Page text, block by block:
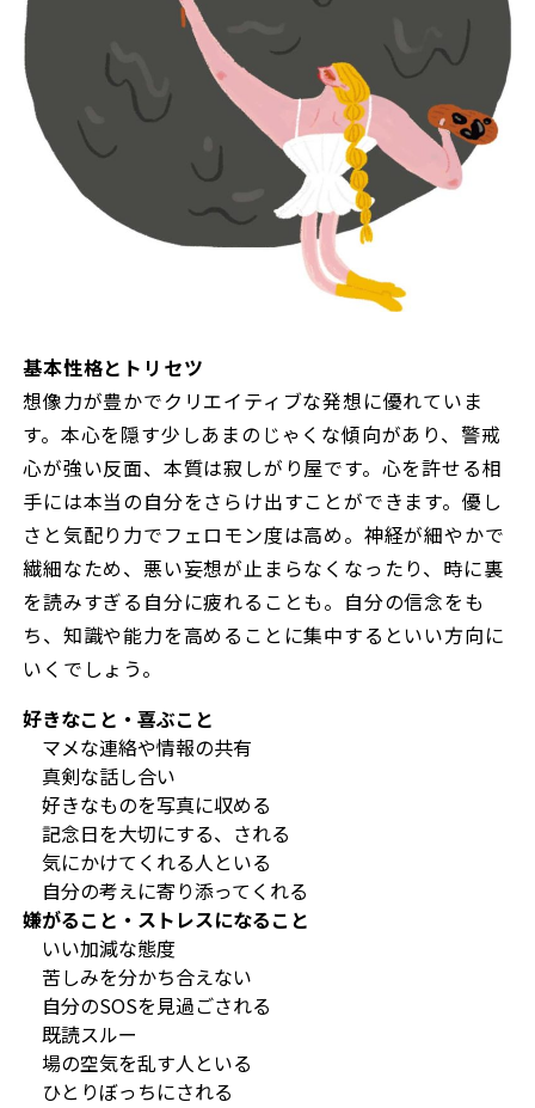
基本性格とトリセツ
想像力が豊かでクリエイティブな発想に優れていま
す。本心を隠す少しあまのじゃくな傾向があり、警戒
心が強い反面、本質は寂しがり屋です。心を許せる相
手には本当の自分をさらけ出すことができます。優し
さと気配り力でフェロモン度は高め。神経が細やかで
繊細なため、悪い妄想が止まらなくなったり、時に裏
を読みすぎる自分に疲れることも。自分の信念をも
ち、知識や能力を高めることに集中するといい方向に
いくでしょう。
好きなこと・喜ぶこと
マメな連絡や情報の共有
真剣な話し合い
好きなものを写真に収める
記念日を大切にする、される
気にかけてくれる人といる
自分の考えに寄り添ってくれる
嫌がること・ストレスになること
いい加減な態度
苦しみを分かち合えない
自分のSOSを見過ごされる
既読スルー
場の空気を乱す人といる
ひとりぼっちにされる